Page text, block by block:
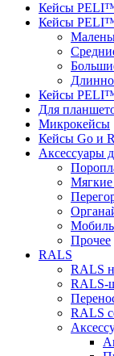
Кейсы
Кейсы
Кейсы
Для
Микрокейсы
Кейсы Go и
Аксессуары
Мягкие
Прочее
RALS
RALS
RALS-
RALS